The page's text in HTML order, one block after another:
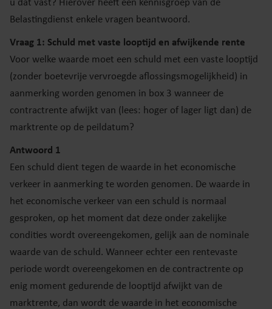
u dat vast? Hierover heeft een kennisgroep van de
Belastingdienst enkele vragen beantwoord.
Vraag 1: Schuld met vaste looptijd en afwijkende rente
Voor welke waarde moet een schuld met een vaste looptijd
(zonder boetevrije vervroegde aflossingsmogelijkheid) in
aanmerking worden genomen in box 3 wanneer de
contractrente afwijkt van (lees: hoger of lager ligt dan) de
marktrente op de peildatum?
Antwoord 1
Een schuld dient tegen de waarde in het economische
verkeer in aanmerking te worden genomen. De waarde in
het economische verkeer van een schuld is normaal
gesproken, op het moment dat deze onder zakelijke
condities wordt overeengekomen, gelijk aan de nominale
waarde van de schuld. Wanneer echter een rentevaste
periode wordt overeengekomen en de contractrente op
enig moment gedurende de looptijd afwijkt van de
marktrente, dan wordt de waarde in het economische